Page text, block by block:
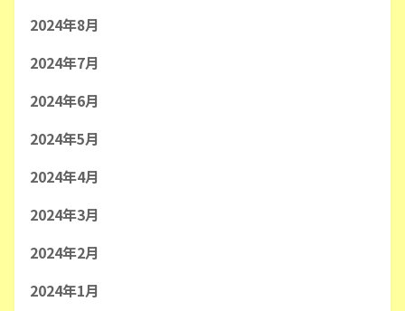
2024年8月
2024年7月
2024年6月
2024年5月
2024年4月
2024年3月
2024年2月
2024年1月